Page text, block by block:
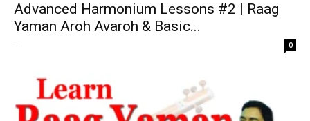
Advanced Harmonium Lessons #2 | Raag
Yaman Aroh Avaroh & Basic...
- 0